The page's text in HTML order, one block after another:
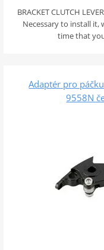
BRACKET CLUTCH
Necessary to install it,
time that
Adaptér pro
9558N